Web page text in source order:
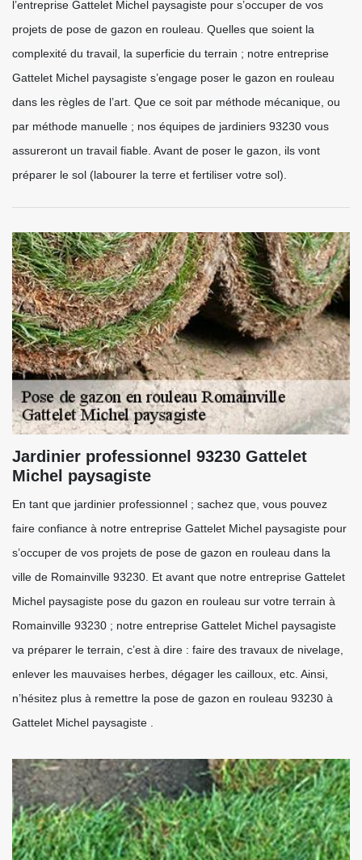
l’entreprise Gattelet Michel paysagiste pour s’occuper de vos
projets de pose de gazon en rouleau. Quelles que soient la
complexité du travail, la superficie du terrain ; notre entreprise
Gattelet Michel paysagiste s’engage poser le gazon en rouleau
dans les règles de l’art. Que ce soit par méthode mécanique, ou
par méthode manuelle ; nos équipes de jardiniers 93230 vous
assureront un travail fiable. Avant de poser le gazon, ils vont
préparer le sol (labourer la terre et fertiliser votre sol).
Jardinier professionnel 93230 Gattelet
Michel paysagiste
En tant que jardinier professionnel ; sachez que, vous pouvez
faire confiance à notre entreprise Gattelet Michel paysagiste pour
s’occuper de vos projets de pose de gazon en rouleau dans la
ville de Romainville 93230. Et avant que notre entreprise Gattelet
Michel paysagiste pose du gazon en rouleau sur votre terrain à
Romainville 93230 ; notre entreprise Gattelet Michel paysagiste
va préparer le terrain, c’est à dire : faire des travaux de nivelage,
enlever les mauvaises herbes, dégager les cailloux, etc. Ainsi,
n’hésitez plus à remettre la pose de gazon en rouleau 93230 à
Gattelet Michel paysagiste .